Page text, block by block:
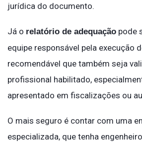
jurídica do documento.
Já o relatório de adequação pode
equipe responsável pela execução
recomendável que também seja
profissional habilitado,
apresentado em fiscalizações ou
O mais seguro é contar com uma
especializada, que tenha